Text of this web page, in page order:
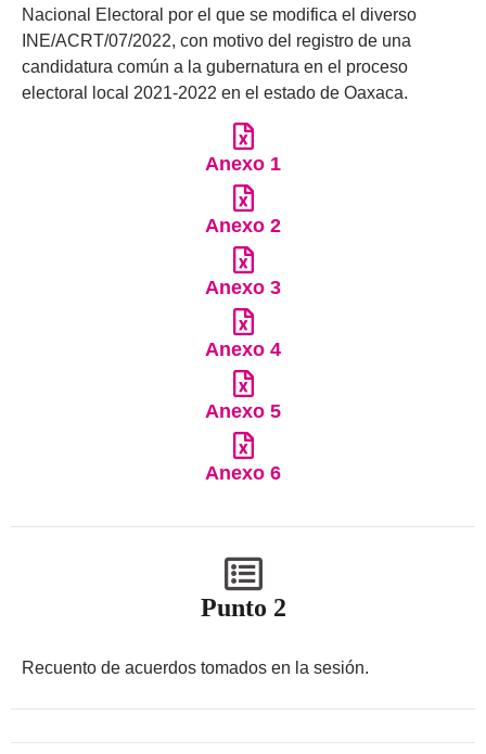
Nacional Electoral por el que se modifica el diverso
INE/ACRT/07/2022, con motivo del registro de una
candidatura común a la gubernatura en el proceso
electoral local 2021-2022 en el estado de Oaxaca.
Anexo 1
Anexo 2
Anexo 3
Anexo 4
Anexo 5
Anexo 6
Punto 2
Recuento de acuerdos tomados en la sesión.